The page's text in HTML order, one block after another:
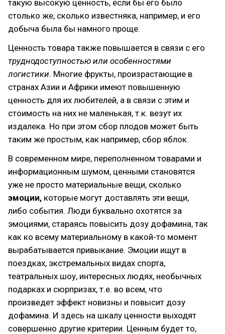
такую высокую ценность, если бы его было
столько же, сколько известняка, например, и его
добыча была бы намного проще.
Ценность товара также повышается в связи с его
труднодоступностью или особенностями
логистики. Многие фрукты, произрастающие в
странах Азии и Африки имеют повышенную
ценность для их любителей, а в связи с этим и
стоимость на них не маленькая, т.к. везут их
издалека. Но при этом сбор плодов может быть
таким же простым, как например, сбор яблок.
В современном мире, переполненном товарами и
информационным шумом, ценными становятся
уже не просто материальные вещи, сколько
эмоции, которые могут доставлять эти вещи,
либо события. Люди буквально охотятся за
эмоциями, стараясь повысить дозу дофамина, так
как ко всему материальному в какой-то момент
вырабатывается привыкание. Эмоции ищут в
поездках, экстремальных видах спорта,
театральных шоу, интересных людях, необычных
подарках и сюрпризах, т.е. во всем, что
произведет эффект новизны и повысит дозу
дофамина. И здесь на шкалу ценности выходят
совершенно другие критерии. Ценным будет то,